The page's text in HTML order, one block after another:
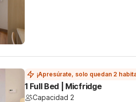
¡Apresúrate, solo quedan 2
1 Full Bed | Micfridge
Capacidad 2